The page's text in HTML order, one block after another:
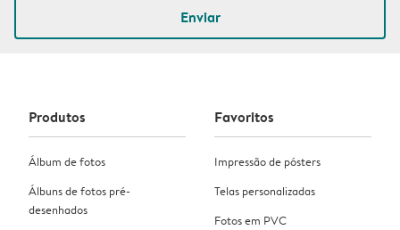
Enviar
Produtos
Álbum de fotos
Álbuns de fotos pré-
desenhados
Favoritos
Impressão de pósters
Telas personalizadas
Fotos em PVC